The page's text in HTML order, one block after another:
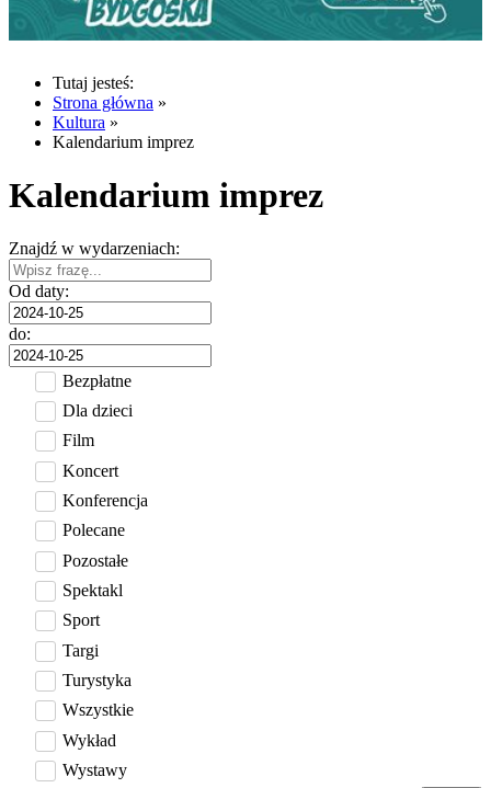
Tutaj jesteś:
Strona główna »
Kultura »
Kalendarium imprez
Kalendarium imprez
Znajdź w wydarzeniach:
Od daty:
do:
Bezpłatne
Dla dzieci
Film
Koncert
Konferencja
Polecane
Pozostałe
Spektakl
Sport
Targi
Turystyka
Wszystkie
Wykład
Wystawy